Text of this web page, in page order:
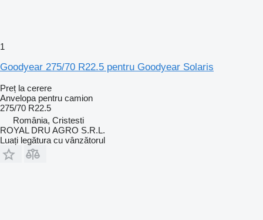
1
Goodyear 275/70 R22.5 pentru Goodyear Solaris
Preț la cerere
Anvelopa pentru camion
275/70 R22.5
România, Cristesti
ROYAL DRU AGRO S.R.L.
Luați legătura cu vânzătorul